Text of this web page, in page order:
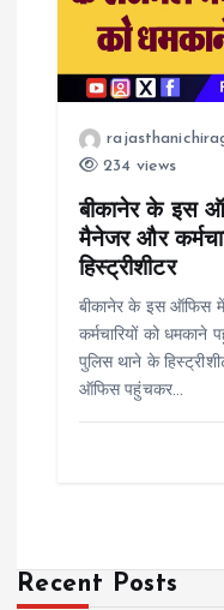
234 views
बीकानेर के इस
मैनेजर और
हिस्ट्रीशीटर
बीकानेर के इस ऑफिस
कर्मचारियों को धमकाने
पुलिस थाने के
ऑफिस पहुंचकर…
Recent Posts